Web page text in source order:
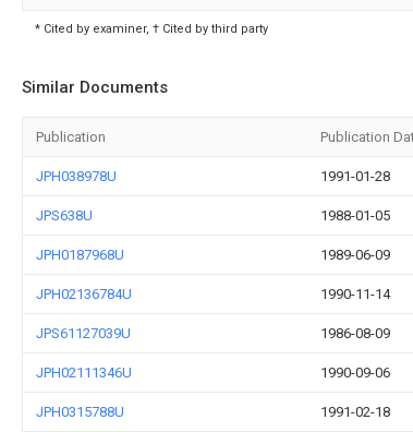
* Cited by examiner, † Cited by third party
Similar Documents
Publication Publication
JPH038978U 1991-01-28
JPS638U 1988-01-05
JPH0187968U 1989-06-09
JPH02136784U 1990-11-14
JPS61127039U 1986-08-09
JPH02111346U 1990-09-06
JPH0315788U 1991-02-18